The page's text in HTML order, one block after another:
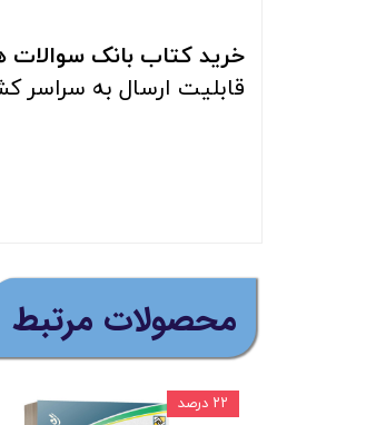
خرید کتاب بانک سوالات
قابلیت ارسال به سراسر
​محصولات مرتبط
۲۲ درصد